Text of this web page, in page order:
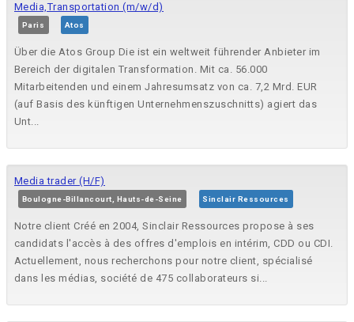
Media,Transportation (m/w/d)
Paris Atos
Über die Atos Group Die ist ein weltweit führender Anbieter im
Bereich der digitalen Transformation. Mit ca. 56.000
Mitarbeitenden und einem Jahresumsatz von ca. 7,2 Mrd. EUR
(auf Basis des künftigen Unternehmenszuschnitts) agiert das
Unt...
Media trader (H/F)
Boulogne-Billancourt, Hauts-de-Seine Sinclair Ressources
Notre client Créé en 2004, Sinclair Ressources propose à ses
candidats l'accès à des offres d'emplois en intérim, CDD ou CDI.
Actuellement, nous recherchons pour notre client, spécialisé
dans les médias, société de 475 collaborateurs si...